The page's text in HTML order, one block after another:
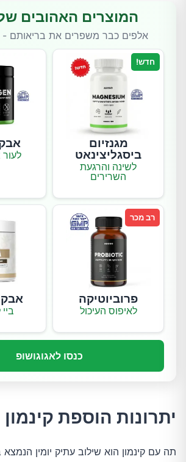
המוצרים האהובים של
אלפים כבר משפרים את בריאותם -
חדש!
מגנזיום
ביסגליצינאט
לשינה והרגעת
השרירים
לעור
רב מכר
פרוביוטיקה
לאיפוס העיכול
כנסו לאגוגושופ
יתרונות הוספת
תה עם קינמון הוא שילוב עתיק יומין